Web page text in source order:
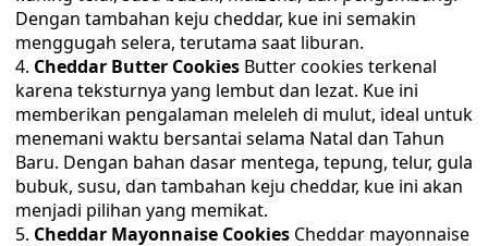
Dengan tambahan keju cheddar, kue ini semakin
menggugah selera, terutama saat liburan.
Cheddar Butter Cookies Butter cookies terkenal
karena teksturnya yang lembut dan lezat. Kue ini
memberikan pengalaman meleleh di mulut, ideal untuk
menemani waktu bersantai selama Natal dan Tahun
Baru. Dengan bahan dasar mentega, tepung, telur, gula
bubuk, susu, dan tambahan keju cheddar, kue ini akan
menjadi pilihan yang memikat.
Cheddar Mayonnaise Cookies Cheddar mayonnaise